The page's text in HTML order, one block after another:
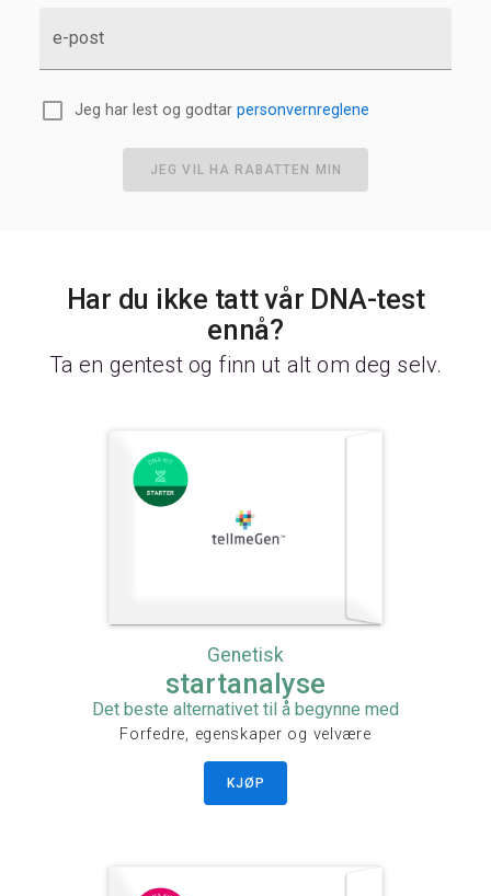
e-post
Jeg har lest og godtar personvernreglene
JEG VIL HA RABATTEN MIN
Har du ikke tatt vår DNA-test
ennå?
Ta en gentest og finn ut alt om deg selv.
Genetisk
startanalyse
Det beste alternativet til å begynne med
Forfedre, egenskaper og velvære
KJØP